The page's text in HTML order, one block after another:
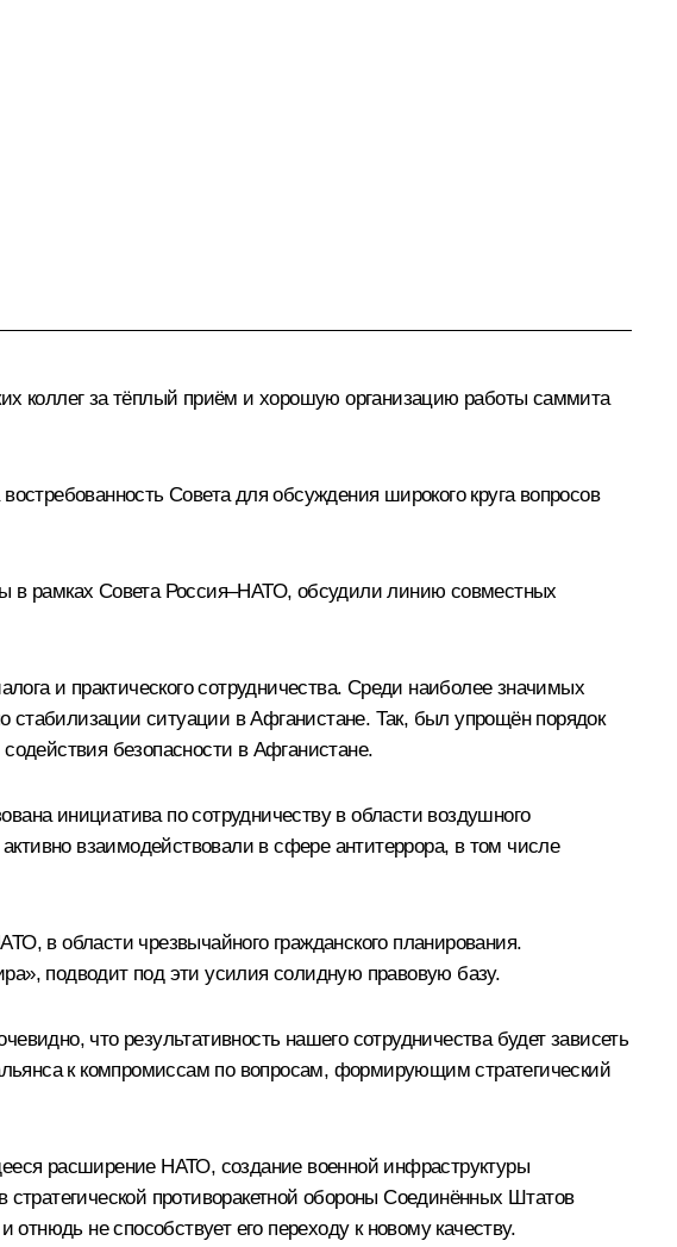
коллег за тёплый приём и хорошую организацию работы саммита
Совета для обсуждения широкого круга вопросов
в рамках Совета Россия–НАТО, обсудили линию совместных
и практического сотрудничества. Среди наиболее значимых
ситуации в Афганистане. Так, был упрощён порядок
безопасности в Афганистане.
инициатива по сотрудничеству в области воздушного
взаимодействовали в сфере антитеррора, в том числе
в области чрезвычайного гражданского планирования.
подводит под эти усилия солидную правовую базу.
что результативность нашего сотрудничества будет зависеть
к компромиссам по вопросам, формирующим стратегический
расширение НАТО, создание военной инфраструктуры
противоракетной обороны Соединённых Штатов
не способствует его переходу к новому качеству.